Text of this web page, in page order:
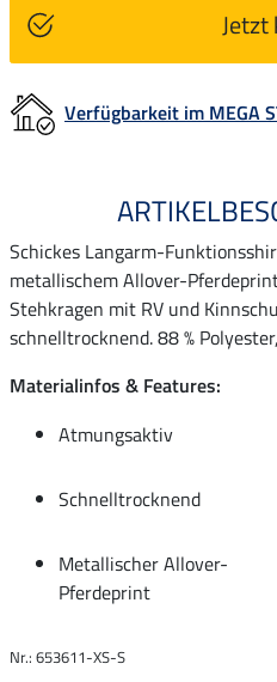
Jetzt
Verfügbarkeit im MEGA
Schickes Langarm-
metallischem Allover-
Stehkragen mit RV und
schnelltrocknend. 88 %
Materialinfos & Features:
Atmungsaktiv
Schnelltrocknend
Metallischer Allover-
Pferdeprint
Nr.: 653611-XS-S